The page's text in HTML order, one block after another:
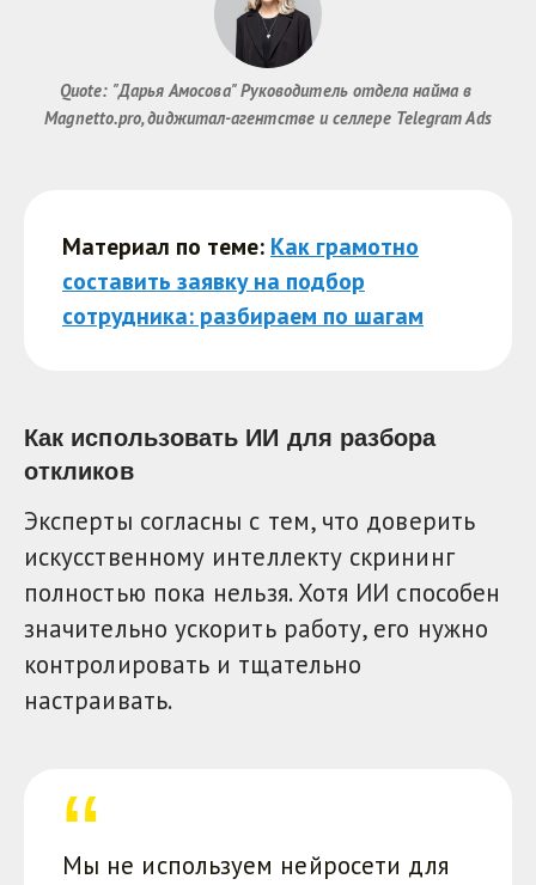
Quote: "Дарья Амосова" Руководитель отдела найма в
Magnetto.pro, диджитал-агентстве и селлере Telegram Ads
Материал по теме: Как грамотно
составить заявку на подбор
сотрудника: разбираем по шагам
Как использовать ИИ для разбора
откликов
Эксперты согласны с тем, что доверить
искусственному интеллекту скрининг
полностью пока нельзя. Хотя ИИ способен
значительно ускорить работу, его нужно
контролировать и тщательно
настраивать.
Мы не используем нейросети для